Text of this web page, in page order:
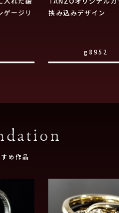
ゲージリ
挟み込みデザイン
g8952
め作品